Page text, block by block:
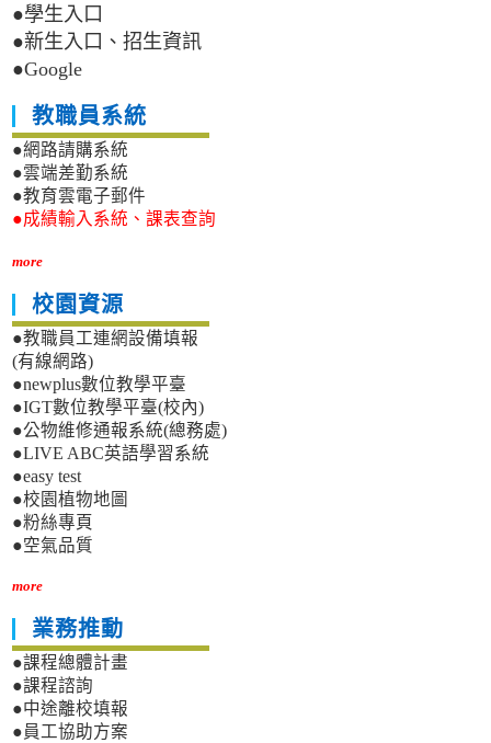
●學生入口
●新生入口、招生資訊
●Google
教職員系統
●網路請購系統
●雲端差勤系統
●教育雲電子郵件
●成績輸入系統、課表查詢
more
校園資源
●教職員工連網設備填報
(有線網路)
●newplus數位教學平臺
●IGT數位教學平臺(校內)
●公物維修通報系統(總務處)
●LIVE ABC英語學習系統
●easy test
●校園植物地圖
●粉絲專頁
●空氣品質
more
業務推動
●課程總體計畫
●課程諮詢
●中途離校填報
●員工協助方案